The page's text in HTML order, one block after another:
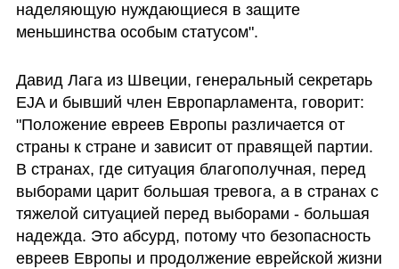
наделяющую нуждающиеся в защите
меньшинства особым статусом".
Давид Лага из Швеции, генеральный секретарь
EJA и бывший член Европарламента, говорит:
"Положение евреев Европы различается от
страны к стране и зависит от правящей партии.
В странах, где ситуация благополучная, перед
выборами царит большая тревога, а в странах с
тяжелой ситуацией перед выборами - большая
надежда. Это абсурд, потому что безопасность
евреев Европы и продолжение еврейской жизни